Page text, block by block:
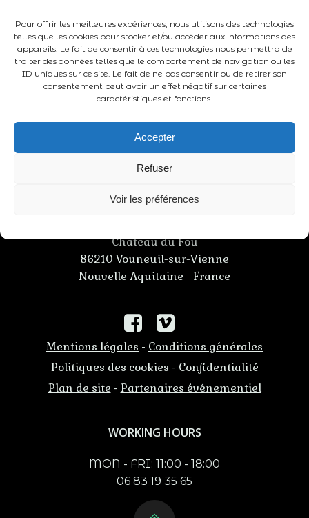
Pour offrir les meilleures expériences, nous utilisons des technologies
telles que les cookies pour stocker et/ou accéder aux informations des
appareils. Le fait de consentir à ces technologies nous permettra de
traiter des données telles que le comportement de navigation ou les
ID uniques sur ce site. Le fait de ne pas consentir ou de retirer son
consentement peut avoir un effet négatif sur certaines
caractéristiques et fonctions.
Accepter
Refuser
Voir les préférences
Château du Fou
86210 Vouneuil-sur-Vienne
Nouvelle Aquitaine - France
Mentions légales - Conditions générales
Politiques des cookies - Confidentialité
Plan de site - Partenaires événementiel
WORKING HOURS
MON - FRI: 11:00 - 18:00
06 83 19 35 65